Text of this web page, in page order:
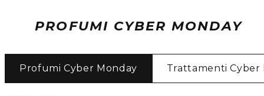
PROFUMI CYBER MONDAY
Profumi Cyber Monday Trattamenti Cyber